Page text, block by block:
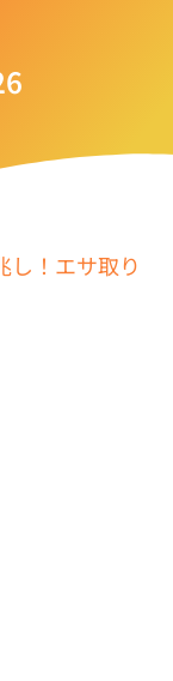
！エサ取り